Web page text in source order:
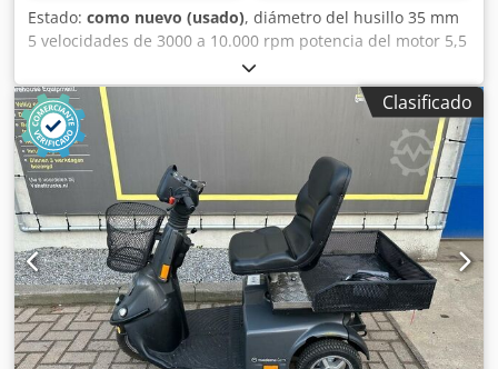
Estado: como nuevo (usado), diámetro del husillo 35 mm
5 velocidades de 3000 a 10.000 rpm potencia del motor 5,5
kW avance Maggi de 4 rodillos con regulación continua de
velocidad carro cajeador con escala para ajuste de ángulos
mesa 120x730 cm 760 kg Codoyfua Uepfx Abiorf año de
fabricación 2001 posibilidad de compra sin avance
Clasificado